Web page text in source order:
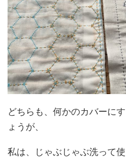
どちらも、何かのカバーに
ょうが、
私は、じゃぶじゃぶ洗って